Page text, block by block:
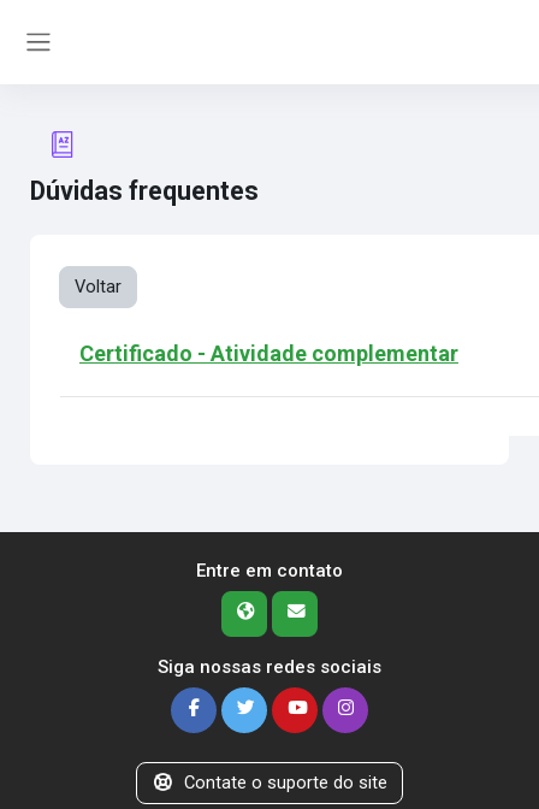
Dúvidas frequentes
Voltar
Certificado - Atividade complementar
Entre em contato
Siga nossas redes sociais
Contate o suporte do site